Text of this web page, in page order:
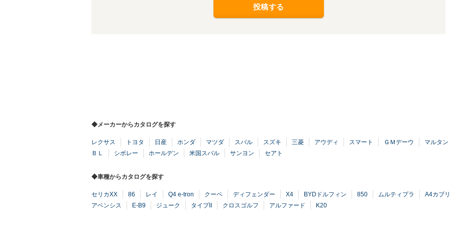
投稿する
◆メーカーからカタログを探す
レクサス トヨタ 日産 ホンダ マツダ スバル スズキ 三菱 アウディ スマート ＧＭデーウ
マルタン
ＢＬ
シボレー ホールデン 米国スバル サンヨン セアト
◆車種からカタログを探す
セリカXX 86 レイ Q4 e-tron クーペ ディフェンダー X4 BYDドルフィン 850 ムルティプラ
A4カブ
アベンシス
E-B9 ジューク タイプII クロスゴルフ アルファード K20